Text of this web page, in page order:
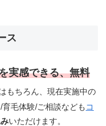
ス
実感できる、無料
もちろん、現在実施中の
毛体験/ご相談なども コ
いただけます。